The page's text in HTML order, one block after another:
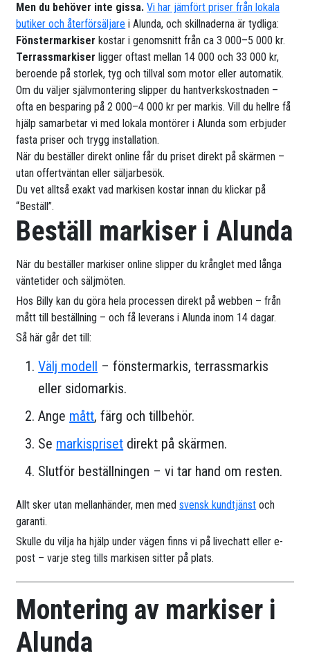
Men du behöver inte gissa.Vi har jämfört priser från lokala
butiker och återförsäljare i Alunda, och skillnaderna är tydliga:
Fönstermarkiser kostar i genomsnitt från ca 3 000–5 000 kr.
Terrassmarkiser ligger oftast mellan 14 000 och 33 000 kr,
beroende på storlek, tyg och tillval som motor eller automatik.
Om du väljer självmontering slipper du hantverkskostnaden –
ofta en besparing på 2 000–4 000 kr per markis. Vill du hellre få
hjälp samarbetar vi med lokala montörer i Alunda som erbjuder
fasta priser och trygg installation.
När du beställer direkt online får du priset direkt på skärmen –
utan offertväntan eller säljarbesök.
Du vet alltså exakt vad markisen kostar innan du klickar på
“Beställ”.
Beställ markiser i Alunda
När du beställer markiser online slipper du krånglet med långa
väntetider och säljmöten.
Hos Billy kan du göra hela processen direkt på webben – från
mått till beställning – och få leverans i Alunda inom 14 dagar.
Så här går det till:
Välj modell – fönstermarkis, terrassmarkis
eller sidomarkis.
Ange mått, färg och tillbehör.
Se markispriset direkt på skärmen.
Slutför beställningen – vi tar hand om resten.
Allt sker utan mellanhänder, men medsvensk kundtjänst och
garanti.
Skulle du vilja ha hjälp under vägen finns vi på livechatt eller e-
post – varje steg tills markisen sitter på plats.
Montering av markiser i
Alunda